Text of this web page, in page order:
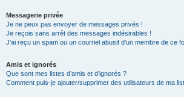
Messagerie privée
Je ne peux pas envoyer de messages privés !
Je reçois sans arrêt des messages indésirables !
J’ai reçu un spam ou un courriel abusif d’un membre de ce
Amis et ignorés
Que sont mes listes d’amis et d’ignorés ?
Comment puis-je ajouter/supprimer des utilisateurs de ma